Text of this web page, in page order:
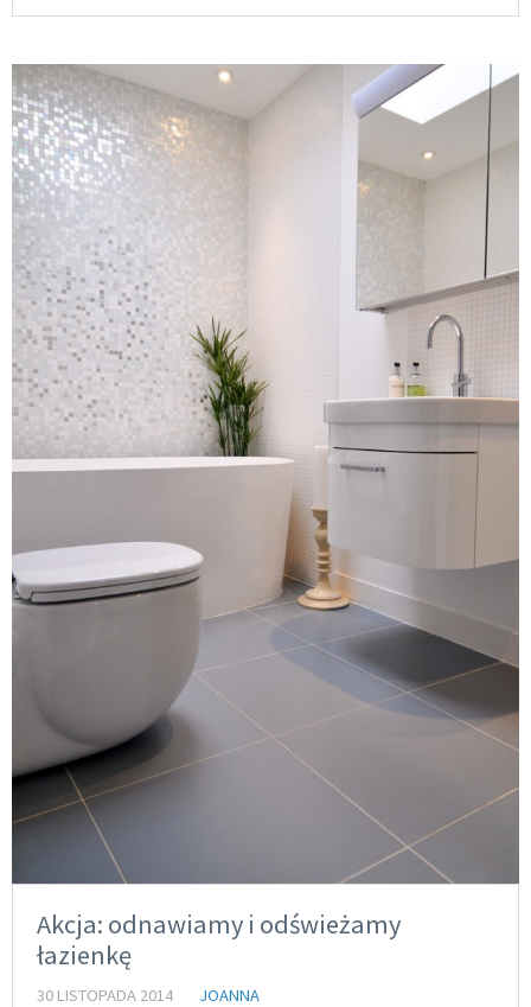
Akcja: odnawiamy i odświeżamy
łazienkę
30 LISTOPADA 2014
JOANNA